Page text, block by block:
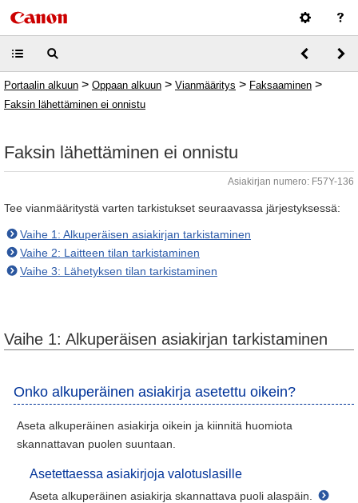
Portaalin alkuun > Oppaan alkuun > Vianmääritys > Faksaaminen >
Faksin lähettäminen ei onnistu
Faksin lähettäminen ei onnistu
Asiakirjan numero: F57Y-136
Tee vianmääritystä varten tarkistukset seuraavassa järjestyksessä:
Vaihe 1: Alkuperäisen asiakirjan tarkistaminen
Vaihe 2: Laitteen tilan tarkistaminen
Vaihe 3: Lähetyksen tilan tarkistaminen
Vaihe 1: Alkuperäisen asiakirjan tarkistaminen
Onko alkuperäinen asiakirja asetettu oikein?
Aseta alkuperäinen asiakirja oikein ja kiinnitä huomiota
skannattavan puolen suuntaan.
Asetettaessa asiakirjoja valotuslasille
Aseta alkuperäinen asiakirja skannattava puoli alaspäin.